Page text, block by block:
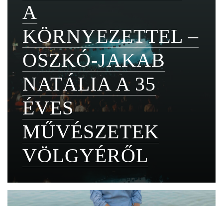
A
KÖRNYEZETTEL –
OSZKÓ-JAKAB
NATÁLIA A 35
ÉVES
MŰVÉSZETEK
VÖLGYÉRŐL